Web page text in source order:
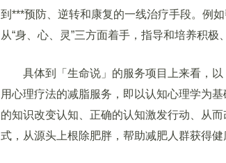
到***预防、逆转和康复的一线治疗手段。例
从“身、心、灵”三方面着手，指导和培养积极
具体到「生命说」的服务项目上来看，以
用心理疗法的减脂服务，即以认知心理学为
的知识改变认知、正确的认知激发行动、从
式，从源头上根除肥胖，帮助减肥人群获得健